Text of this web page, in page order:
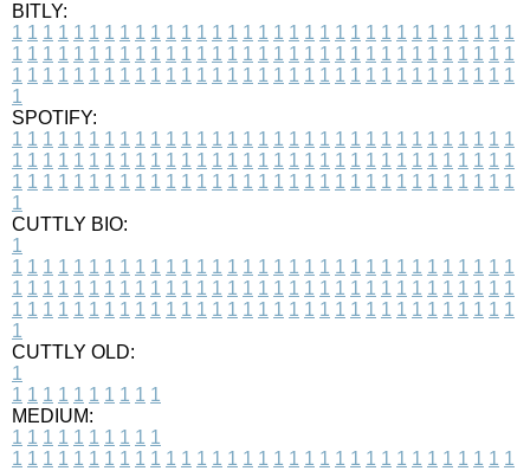
BITLY:
1 1 1 1 1 1 1 1 1 1 1 1 1 1 1 1 1 1 1 1 1 1 1 1 1 1 1 1 1 1 1 1 1
1 1 1 1 1 1 1 1 1 1 1 1 1 1 1 1 1 1 1 1 1 1 1 1 1 1 1 1 1 1 1 1 1
1 1 1 1 1 1 1 1 1 1 1 1 1 1 1 1 1 1 1 1 1 1 1 1 1 1 1 1 1 1 1 1 1
1
SPOTIFY:
1 1 1 1 1 1 1 1 1 1 1 1 1 1 1 1 1 1 1 1 1 1 1 1 1 1 1 1 1 1 1 1 1
1 1 1 1 1 1 1 1 1 1 1 1 1 1 1 1 1 1 1 1 1 1 1 1 1 1 1 1 1 1 1 1 1
1 1 1 1 1 1 1 1 1 1 1 1 1 1 1 1 1 1 1 1 1 1 1 1 1 1 1 1 1 1 1 1 1
1
CUTTLY BIO:
1
1 1 1 1 1 1 1 1 1 1 1 1 1 1 1 1 1 1 1 1 1 1 1 1 1 1 1 1 1 1 1 1 1
1 1 1 1 1 1 1 1 1 1 1 1 1 1 1 1 1 1 1 1 1 1 1 1 1 1 1 1 1 1 1 1 1
1 1 1 1 1 1 1 1 1 1 1 1 1 1 1 1 1 1 1 1 1 1 1 1 1 1 1 1 1 1 1 1 1
1
CUTTLY OLD:
1
1 1 1 1 1 1 1 1 1 1
MEDIUM:
1 1 1 1 1 1 1 1 1 1
1 1 1 1 1 1 1 1 1 1 1 1 1 1 1 1 1 1 1 1 1 1 1 1 1 1 1 1 1 1 1 1 1